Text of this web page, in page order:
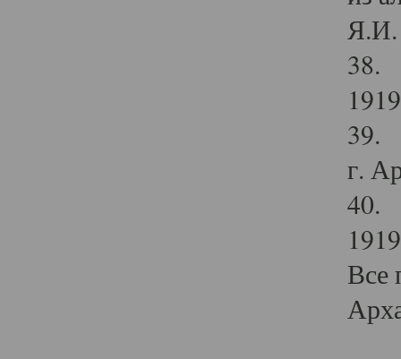
Я.И.
38.
39.
г.
40.
Все